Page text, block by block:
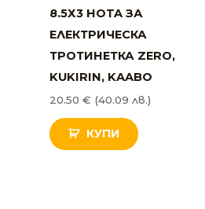
8.5Х3 HOTA ЗА
ЕЛЕКТРИЧЕСКА
ТРОТИНЕТКА ZERO,
KUKIRIN, KAABO
20.50€ (40.09 лв.)
КУПИ